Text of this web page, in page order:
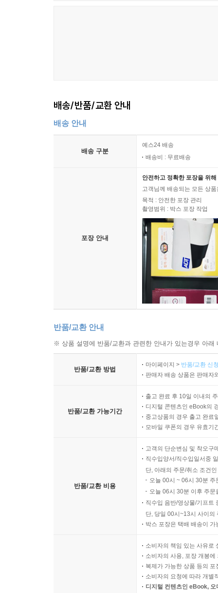
배송/반품/교환 안내
배송 안내
배송 구분
예스24 배송
배송비 : 무료배송
포장 안내
안전하고 정확한 포장을 위
고객님께 배송되는 모든 상
목적 : 안전한 포장 관리
촬영범위 : 박스 포장 작업
반품/교환 안내
※ 상품 설명에 반품/교환과 관련한 안내가 있는경우 아
반품/교환 방법
마이페이지 > 반품/교환 신
판매자 배송 상품은 판매자
반품/교환 가능기간
출고 완료 후 10일 이내의
디지털 콘텐츠인 eBook의
중고상품의 경우 출고 완료
모바일 쿠폰의 경우 유효기
반품/교환 비용
고객의 단순변심 및 착오구
직수입양서/직수입일서중
단, 아래의 주문/취소 조건
오늘 00시 ~ 06시 30분
오늘 06시 30분 이후 주
직수입 음반/영상물/기프트
단, 당일 00시~13시 사이의
박스 포장은 택배 배송이
소비자의 책임 있는 사유로
소비자의 사용, 포장 개봉
복제가 가능한 상품 등의
소비자의 요청에 따라 개별
디지털 컨텐츠인 eBook,